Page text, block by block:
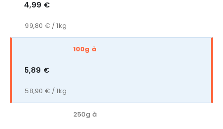
Artikel
4,99 €
99,80 € / 1kg
100g à
5,89 €
58,90 € / 1kg
250g à